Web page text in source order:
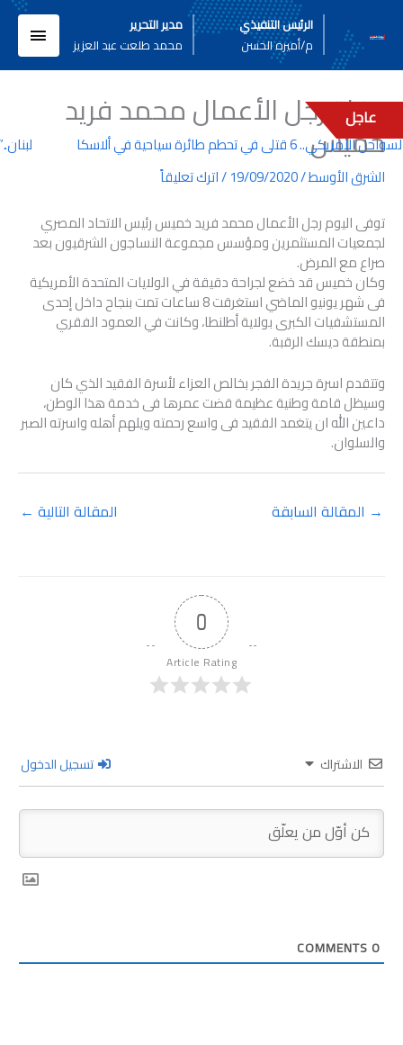
المحتوى
الرئيس التنفيذي
م/أميره الحسن
مدير التحرير
محمد طلعت عبد العزيز
عاجل
6 قتلى في تحطم طائرة سياحية في ألاسكا
وفاة رجل الأعمال محمد فريد
خميس
الشرق الأوسط/
19/09/2020
/اترك تعليقاً
توفى اليوم رجل الأعمال محمد فريد خميس رئيس الاتحاد المصري
لجمعيات المستثمرين ومؤسس مجموعة النساجون الشرقيون بعد
صراع مع المرض.
وكان خميس قد خضع لجراحة دقيقة في الولايات المتحدة الأمريكية
فى شهر يونيو الماضي استغرقت 8 ساعات تمت بنجاح داخل إحدى
المستشفيات الكبرى بولاية أطلنطا، وكانت في العمود الفقري
بمنطقة ديسك الرقبة.
وتتقدم اسرة جريدة الفجر بخالص العزاء لأسرة الفقيد الذي كان
وسيظل قامة وطنية عظيمة قضت عمرها فى خدمة هذا الوطن،
داعين الله ان يتغمد الفقيد فى واسع رحمته ويلهم أهله واسرته الصبر
والسلوان.
→ المقالة السابقة المقالة التالية ←
0
Article Rating
الاشتراك تسجيل الدخول
0